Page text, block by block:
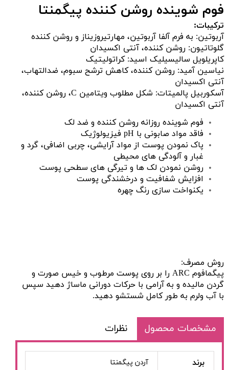
فوم شوینده روشن کننده پیگمنتا
ترکیبات:
آربوتین: به فرم آلفا آربوتین، مهارتیروزیناز و روشن کننده
گلوتاتیون: روشن کننده، آنتی اکسیدان
کاپریلویل سالیسیلیک اسید: کراتولیتیک
نیاسین آمید: روشن کننده، کاهش ترشح سبوم، ضدالتهاب،
آنتی اکسیدان
آسکوربیل پالمیتات: شکل مطلوب ویتامین C، روشن کننده،
آنتی اکسیدان
فوم شوینده روزانه روشن کننده و ضد لک
فاقد مواد صابونی با pH فیزیولوژیک
پاک نمودن پوست از مواد آرایشی، چربی اضافی، گرد و
غبار و آلودگی های محیطی
روشن نمودن لک ها و تیرگی های سطحی پوست
افزایش شفافیت و درخشندگی پوست
یکنواخت سازی رنگ چهره
روش مصرف:
پیگمافوم ARC را بر روی پوست مرطوب و خیس صورت و
گردن مالیده و به آرامی با حرکات دورانی ماساژ دهید سپس
با آب ولرم به طور کامل شستشو دهید.
مشخصات محصول نظرات
برند آردن پیگمنتا